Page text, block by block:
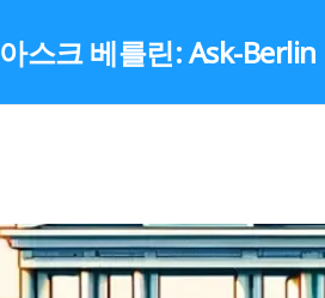
아스크 베를린: Ask-Berlin